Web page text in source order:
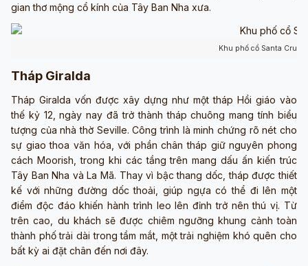
gian thơ mộng cổ kính của Tây Ban Nha xưa.
Khu phố cổ Santa Cruz
Tháp Giralda
Tháp Giralda vốn được xây dựng như một tháp Hồi giáo vào
thế kỷ 12, ngày nay đã trở thành tháp chuông mang tính biểu
tượng của nhà thờ Seville. Công trình là minh chứng rõ nét cho
sự giao thoa văn hóa, với phần chân tháp giữ nguyên phong
cách Moorish, trong khi các tầng trên mang dấu ấn kiến trúc
Tây Ban Nha và La Mã. Thay vì bậc thang dốc, tháp được thiết
kế với những đường dốc thoải, giúp ngựa có thể đi lên một
điểm độc đáo khiến hành trình leo lên đỉnh trở nên thú vị. Từ
trên cao, du khách sẽ được chiêm ngưỡng khung cảnh toàn
thành phố trải dài trong tầm mắt, một trải nghiệm khó quên cho
bất kỳ ai đặt chân đến nơi đây.